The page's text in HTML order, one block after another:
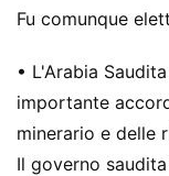
Fu comunque
• L'Arabia
importante
minerario e delle
Il governo